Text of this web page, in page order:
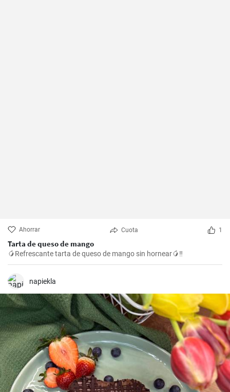
Ahorrar Cuota 1
Tarta de queso de mango
🥭Refrescante tarta de queso de mango sin hornear🥭‼️
napiekla